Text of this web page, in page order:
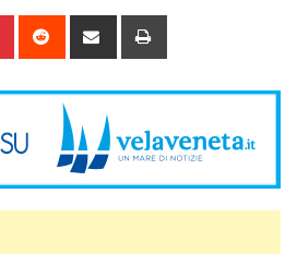
Pinterest Reddit
Share